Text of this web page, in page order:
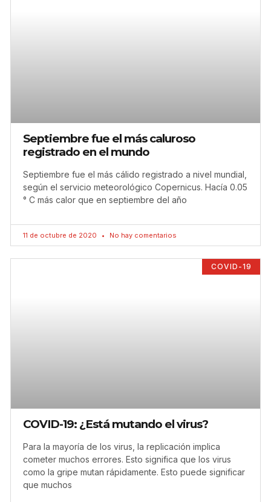
Septiembre fue el más caluroso
registrado en el mundo
Septiembre fue el más cálido registrado a nivel mundial,
según el servicio meteorológico Copernicus. Hacía 0.05
° C más calor que en septiembre del año
11 de octubre de 2020 No hay comentarios
COVID-19
COVID-19: ¿Está mutando el virus?
Para la mayoría de los virus, la replicación implica
cometer muchos errores. Esto significa que los virus
como la gripe mutan rápidamente. Esto puede significar
que muchos